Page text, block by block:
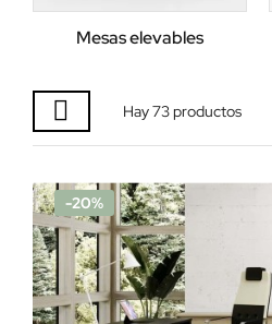
Mesas elevables
Hay 73 productos
-20%